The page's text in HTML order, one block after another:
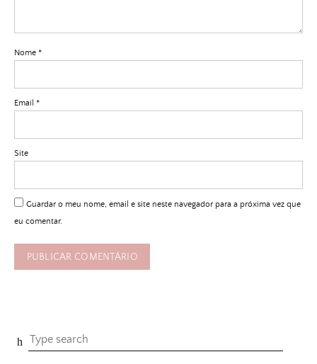
Nome *
Email *
Site
Guardar o meu nome, email e site neste navegador para a próxima vez que
eu comentar.